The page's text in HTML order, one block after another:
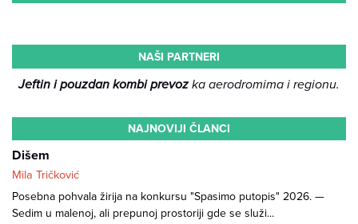
NAŠI PARTNERI
Jeftin i pouzdan kombi prevozka aerodromima i regionu.
NAJNOVIJI ČLANCI
Dišem
Mila Tričković
Posebna pohvala žirija na konkursu "Spasimo putopis" 2026. —
Sedim u malenoj, ali prepunoj prostoriji gde se služi...